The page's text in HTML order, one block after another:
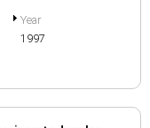
Year
1997